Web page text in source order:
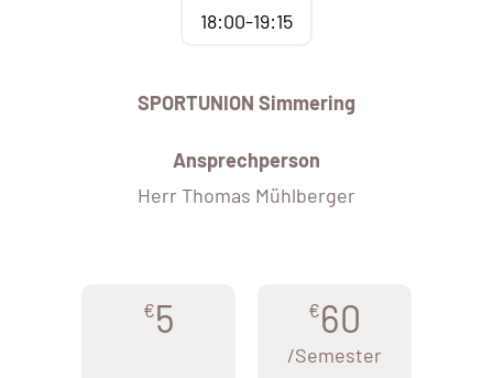
18:00-19:15
SPORTUNION Simmering
Ansprechperson
Herr Thomas Mühlberger
€5 €60
/Semester